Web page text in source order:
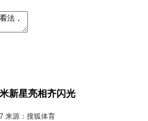
新星亮相齐闪光
来源：搜狐体育